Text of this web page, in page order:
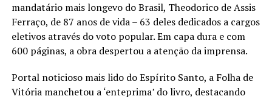
mandatário mais longevo do Brasil, Theodorico de Assis
Ferraço, de 87 anos de vida – 63 deles dedicados a cargos
eletivos através do voto popular. Em capa dura e com
600 páginas, a obra despertou a atenção da imprensa.
Portal noticioso mais lido do Espírito Santo, a Folha de
Vitória manchetou a ‘enteprima’ do livro, destacando